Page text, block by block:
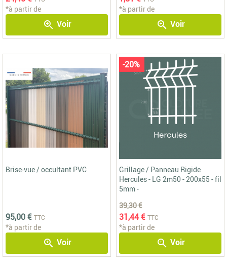
*à partir de
zoom_in Voir
*à partir de
zoom_in Voir
Brise-vue / occultant PVC
95,00 € TTC
*à partir de
zoom_in Voir
Grillage / Panneau Rigide
Hercules - LG 2m50 - 200x55 - fil
5mm -
39,30 €
31,44 € TTC
*à partir de
zoom_in Voir
-20%